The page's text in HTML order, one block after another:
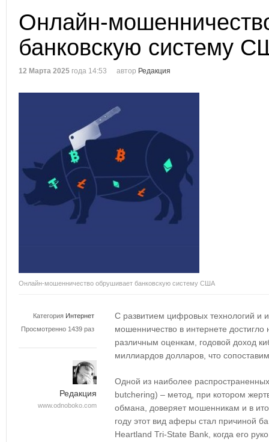
Онлайн-
банковскую систему
12 Марта 2025 года 14:53 автор Редакция
Онлайн-мошенничество обрушивает банковскую систему США
Категория Интернет
Просмотренно 1439 раз
Редакция
www.odnoboko.com
С развитием цифровых технологий и
мошенничество в интернете
различным оценкам, годовой доход
миллиардов долларов, что
Одной из наиболее
butchering) – метод, при котором
обмана, доверяет мошенникам и в
году этот вид аферы стал причиной
Heartland Tri-State Bank, когда его